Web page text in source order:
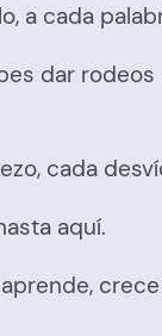
a cada
dar
cada
aquí.